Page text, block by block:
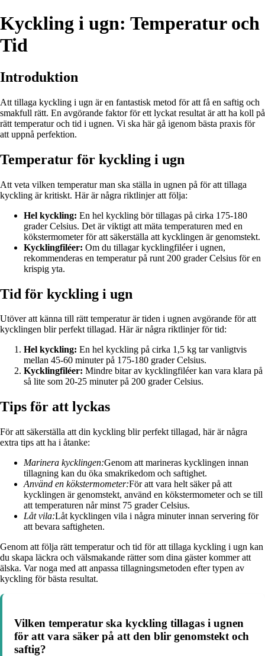
Kyckling i ugn: Temperatur och
Tid
Introduktion
Att tillaga kyckling i ugn är en fantastisk metod för att få en saftig och
smakfull rätt. En avgörande faktor för ett lyckat resultat är att ha koll på
rätt temperatur och tid i ugnen. Vi ska här gå igenom bästa praxis för
att uppnå perfektion.
Temperatur för kyckling i ugn
Att veta vilken temperatur man ska ställa in ugnen på för att tillaga
kyckling är kritiskt. Här är några riktlinjer att följa:
Hel kyckling: En hel kyckling bör tillagas på cirka 175-180
grader Celsius. Det är viktigt att mäta temperaturen med en
kökstermometer för att säkerställa att kycklingen är genomstekt.
Kycklingfiléer: Om du tillagar kycklingfiléer i ugnen,
rekommenderas en temperatur på runt 200 grader Celsius för en
krispig yta.
Tid för kyckling i ugn
Utöver att känna till rätt temperatur är tiden i ugnen avgörande för att
kycklingen blir perfekt tillagad. Här är några riktlinjer för tid:
Hel kyckling: En hel kyckling på cirka 1,5 kg tar vanligtvis
mellan 45-60 minuter på 175-180 grader Celsius.
Kycklingfiléer: Mindre bitar av kycklingfiléer kan vara klara på
så lite som 20-25 minuter på 200 grader Celsius.
Tips för att lyckas
För att säkerställa att din kyckling blir perfekt tillagad, här är några
extra tips att ha i åtanke:
Marinera kycklingen:Genom att marineras kycklingen innan
tillagning kan du öka smakrikedom och saftighet.
Använd en kökstermometer:För att vara helt säker på att
kycklingen är genomstekt, använd en kökstermometer och se till
att temperaturen når minst 75 grader Celsius.
Låt vila:Låt kycklingen vila i några minuter innan servering för
att bevara saftigheten.
Genom att följa rätt temperatur och tid för att tillaga kyckling i ugn kan
du skapa läckra och välsmakande rätter som dina gäster kommer att
älska. Var noga med att anpassa tillagningsmetoden efter typen av
kyckling för bästa resultat.
Vilken temperatur ska kyckling tillagas i ugnen
för att vara säker på att den blir genomstekt och
saftig?